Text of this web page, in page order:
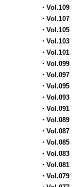
・Vol.109
・Vol.107
・Vol.105
・Vol.103
・Vol.101
・Vol.099
・Vol.097
・Vol.095
・Vol.093
・Vol.091
・Vol.089
・Vol.087
・Vol.085
・Vol.083
・Vol.081
・Vol.079